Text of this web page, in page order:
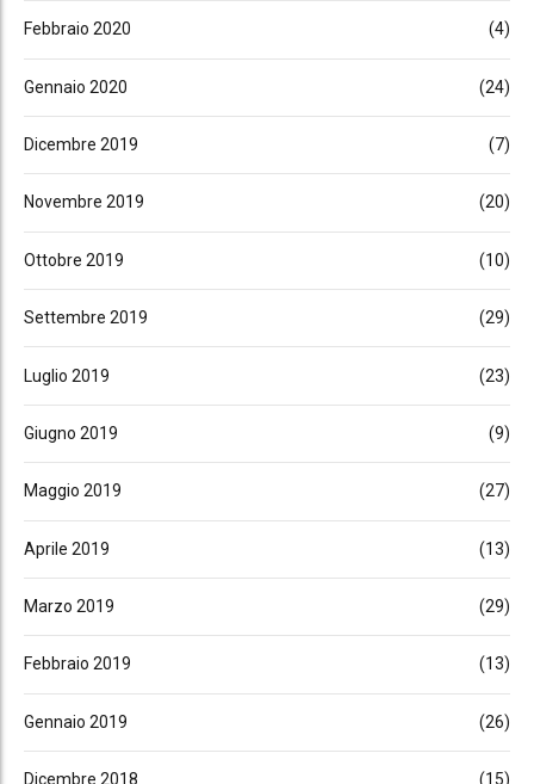
Febbraio 2020 (4)
Gennaio 2020 (24)
Dicembre 2019 (7)
Novembre 2019 (20)
Ottobre 2019 (10)
Settembre 2019 (29)
Luglio 2019 (23)
Giugno 2019 (9)
Maggio 2019 (27)
Aprile 2019 (13)
Marzo 2019 (29)
Febbraio 2019 (13)
Gennaio 2019 (26)
Dicembre 2018 (15)